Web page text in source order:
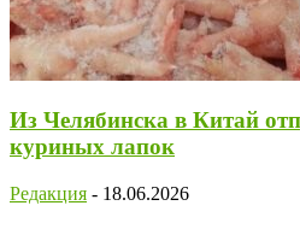
Из Челябинска в Китай
куриных лапок
Редакция - 18.06.2026